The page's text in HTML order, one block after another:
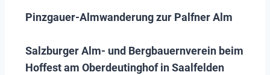
Pinzgauer-Almwanderung zur Palfner Alm
Salzburger Alm- und Bergbauernverein beim
Hoffest am Oberdeutinghof in Saalfelden